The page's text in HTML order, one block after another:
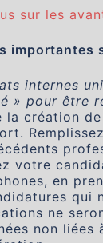
sur les
importantes
internes
» pour être
la création
votre
en
qui
ne
non liées